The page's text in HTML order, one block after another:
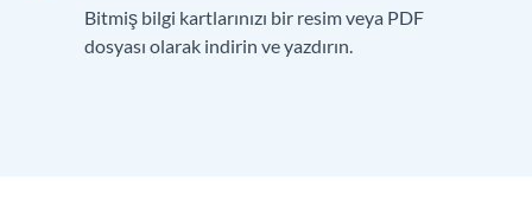
Bitmiş bilgi kartlarınızı bir resim veya PDF
dosyası olarak indirin ve yazdırın.